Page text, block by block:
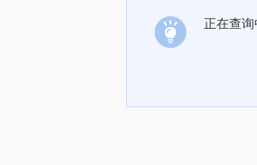
正在查询